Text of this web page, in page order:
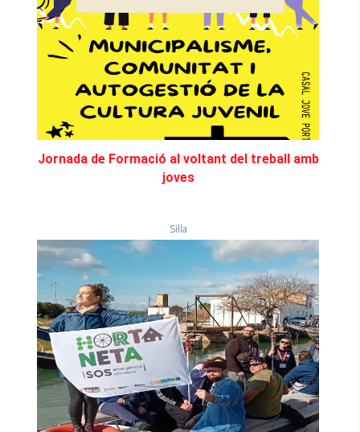
Jornada de Formació al voltant del treball amb
joves
Silla